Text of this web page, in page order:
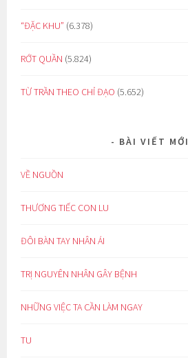
“ĐẶC KHU” (6.378)
RỚT QUẦN (5.824)
TỪ TRẦN THEO CHỈ ĐẠO (5.652)
BÀI VIẾT MỚI
VỀ NGUỒN
THƯƠNG TIẾC CON LU
ĐÔI BÀN TAY NHÂN ÁI
TRỊ NGUYÊN NHÂN GÂY BỆNH
NHỮNG VIỆC TA CẦN LÀM NGAY
TU